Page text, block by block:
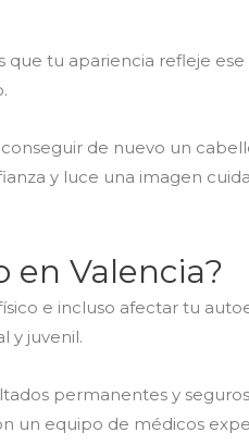
que tu apariencia refleje
de nuevo un
y luce una imagen
Valencia?
e incluso afectar tu
y juvenil.
permanentes y
un equipo de médicos